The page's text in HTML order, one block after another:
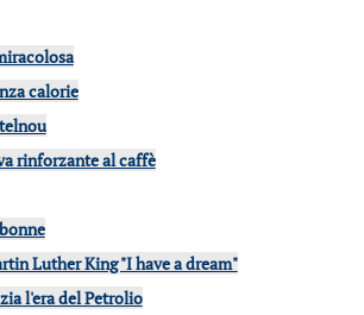
calorie
rinforzante al caffè
Luther King "I have a dream"
l'era del Petrolio